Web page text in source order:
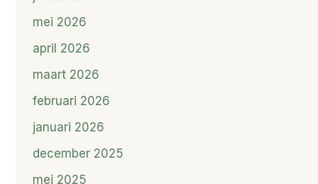
mei 2026
april 2026
maart 2026
februari 2026
januari 2026
december 2025
mei 2025